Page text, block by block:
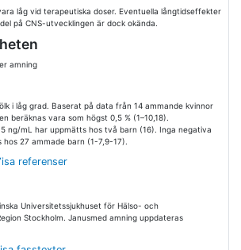
låg vid terapeutiska doser. Eventuella långtidseffekter
på CNS-utvecklingen är dock okända.
amning
i låg grad. Baserat på data från 14 ammande kvinnor
beräknas vara som högst 0,5 % (1–10,18).
ng/mL har uppmätts hos två barn (16). Inga negativa
27 ammade barn (1-7,9-17).
referenser
Universitetssjukhuset för Hälso- och
Stockholm. Janusmed amning uppdateras